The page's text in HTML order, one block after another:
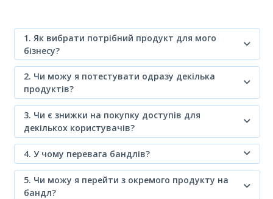
1. Як вибрати потрібний продукт для мого
бізнесу?
2. Чи можу я потестувати одразу декілька
продуктів?
3. Чи є знижки на покупку доступів для
декількох користувачів?
4. У чому перевага бандлів?
5. Чи можу я перейти з окремого продукту на
бандл?